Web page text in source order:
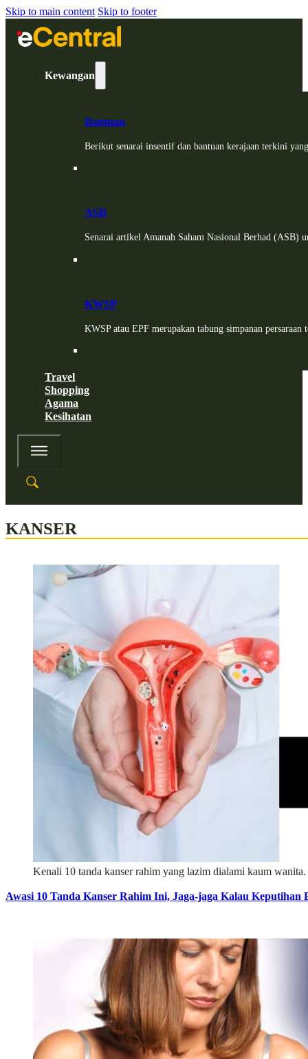
Skip to main content Skip to footer
Kewangan
Bantuan
Berikut senarai insentif dan bantuan kerajaan terkini
ASB
Senarai artikel Amanah Saham Nasional Berhad (ASB)
KWSP
KWSP atau EPF merupakan tabung simpanan persaraan
Travel
Shopping
Agama
Kesihatan
KANSER
Kenali 10 tanda kanser rahim yang lazim dialami kaum wanita.
Awasi 10 Tanda Kanser Rahim Ini, Jaga-jaga Kalau Keputihan